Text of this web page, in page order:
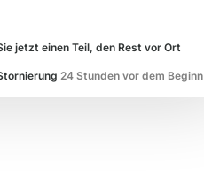
jetzt einen Teil, den Rest vor Ort
24 Stunden vor dem Beginn